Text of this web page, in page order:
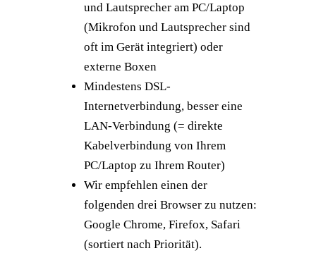
und Lautsprecher am PC/Laptop
(Mikrofon und Lautsprecher sind
oft im Gerät integriert) oder
externe Boxen
Mindestens DSL-
Internetverbindung, besser eine
LAN-Verbindung (= direkte
Kabelverbindung von Ihrem
PC/Laptop zu Ihrem Router)
Wir empfehlen einen der
folgenden drei Browser zu nutzen:
Google Chrome, Firefox, Safari
(sortiert nach Priorität).